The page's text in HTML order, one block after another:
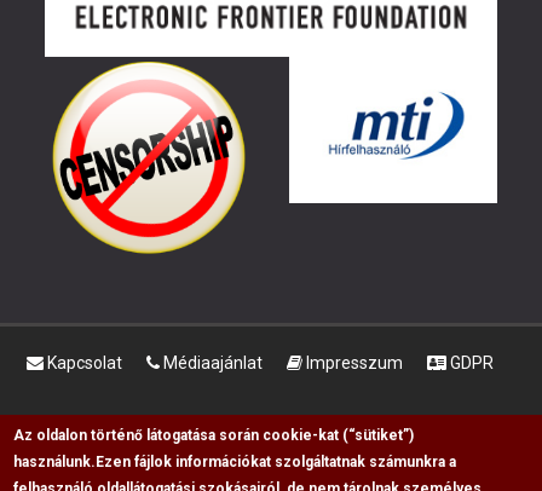
Kapcsolat Médiaajánlat Impresszum GDPR
RSS
Copyright © 2009-2026, Flag Polgári Magazin saját
Az oldalon történő látogatása során cookie-kat (“sütiket”)
használunk. Ezen fájlok információkat szolgáltatnak számunkra a